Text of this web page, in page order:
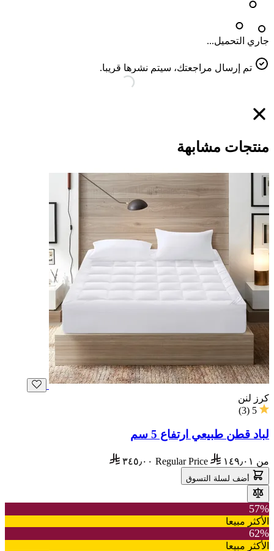
جاري التحميل...
تم إرسال مراجعتك، سيتم نشرها قريبا.
منتجات مشابهة
كرز لنن
5
(
3
)
لباد قطن طبيعي ارتفاع 5 سم
من ١٤٩٫٠١ Regular Price ٣٤٥٫٠٠
أضف لسلة التسوق
57%
الأكثر مبيعا
62%
الأكثر مبيعا